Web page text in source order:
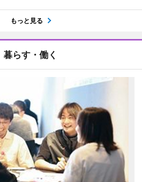
もっと見る
暮らす・働く